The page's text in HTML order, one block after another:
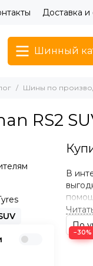
Доставка и
Шинный
Шины по
RS2
В
−30%